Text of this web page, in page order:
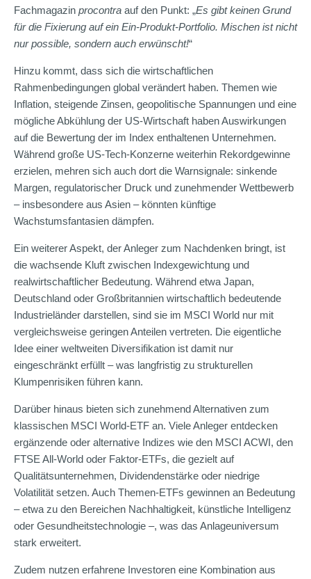
Fachmagazin procontra auf den Punkt: „Es gibt keinen Grund
für die Fixierung auf ein Ein-Produkt-Portfolio. Mischen ist nicht
nur possible, sondern auch erwünscht!“
Hinzu kommt, dass sich die wirtschaftlichen
Rahmenbedingungen global verändert haben. Themen wie
Inflation, steigende Zinsen, geopolitische Spannungen und eine
mögliche Abkühlung der US-Wirtschaft haben Auswirkungen
auf die Bewertung der im Index enthaltenen Unternehmen.
Während große US-Tech-Konzerne weiterhin Rekordgewinne
erzielen, mehren sich auch dort die Warnsignale: sinkende
Margen, regulatorischer Druck und zunehmender Wettbewerb
– insbesondere aus Asien – könnten künftige
Wachstumsfantasien dämpfen.
Ein weiterer Aspekt, der Anleger zum Nachdenken bringt, ist
die wachsende Kluft zwischen Indexgewichtung und
realwirtschaftlicher Bedeutung. Während etwa Japan,
Deutschland oder Großbritannien wirtschaftlich bedeutende
Industrieländer darstellen, sind sie im MSCI World nur mit
vergleichsweise geringen Anteilen vertreten. Die eigentliche
Idee einer weltweiten Diversifikation ist damit nur
eingeschränkt erfüllt – was langfristig zu strukturellen
Klumpenrisiken führen kann.
Darüber hinaus bieten sich zunehmend Alternativen zum
klassischen MSCI World-ETF an. Viele Anleger entdecken
ergänzende oder alternative Indizes wie den MSCI ACWI, den
FTSE All-World oder Faktor-ETFs, die gezielt auf
Qualitätsunternehmen, Dividendenstärke oder niedrige
Volatilität setzen. Auch Themen-ETFs gewinnen an Bedeutung
– etwa zu den Bereichen Nachhaltigkeit, künstliche Intelligenz
oder Gesundheitstechnologie –, was das Anlageuniversum
stark erweitert.
Zudem nutzen erfahrene Investoren eine Kombination aus